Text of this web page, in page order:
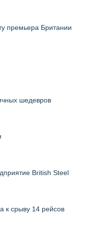
премьера Британии
шедевров
British Steel
к срыву 14 рейсов